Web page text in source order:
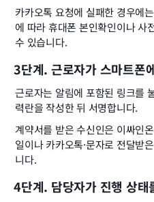
카카오톡 요청에 실패한 경우에
에 따라 휴대폰 본인확인이나 사
수 있습니다.
3단계. 근로자가 스마트폰
근로자는 알림에 포함된 링크를
력란을 작성한 뒤 서명합니다.
계약서를 받은 수신인은 이싸인
일이나 카카오톡·문자로 전달받
니다.
4단계. 담당자가 진행 상태